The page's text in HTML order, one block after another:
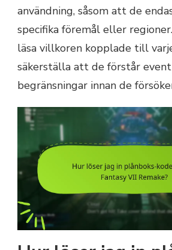
användning, såsom att de
specifika föremål eller
läsa villkoren kopplade till
säkerställa att de förstår
begränsningar innan de